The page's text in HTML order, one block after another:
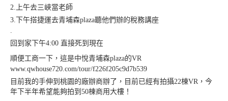
2.上午去三峽當老師
3.下午搭捷運去青埔森plaza聽他們辦的稅務講座
.
回到家下午4:00 直接死到現在
順便工商一下，這是中悅青埔森plaza的VR
www.qwhouse720.com/tour/f226f205c9d7b539
目前我的手伸到桃園的廠辦商辦了，目前已經有拍攝22棟VR，今
年下半年希望能夠拍到50棟商用大樓！